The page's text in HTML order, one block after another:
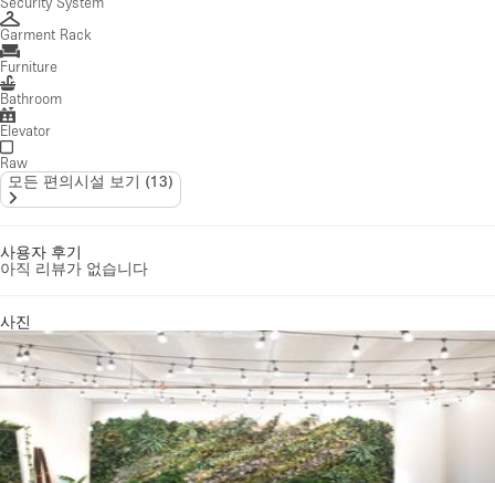
Garment Rack
Furniture
Bathroom
Elevator
Raw
모든 편의시설 보기 (13)
사용자 후기
아직 리뷰가 없습니다
사진